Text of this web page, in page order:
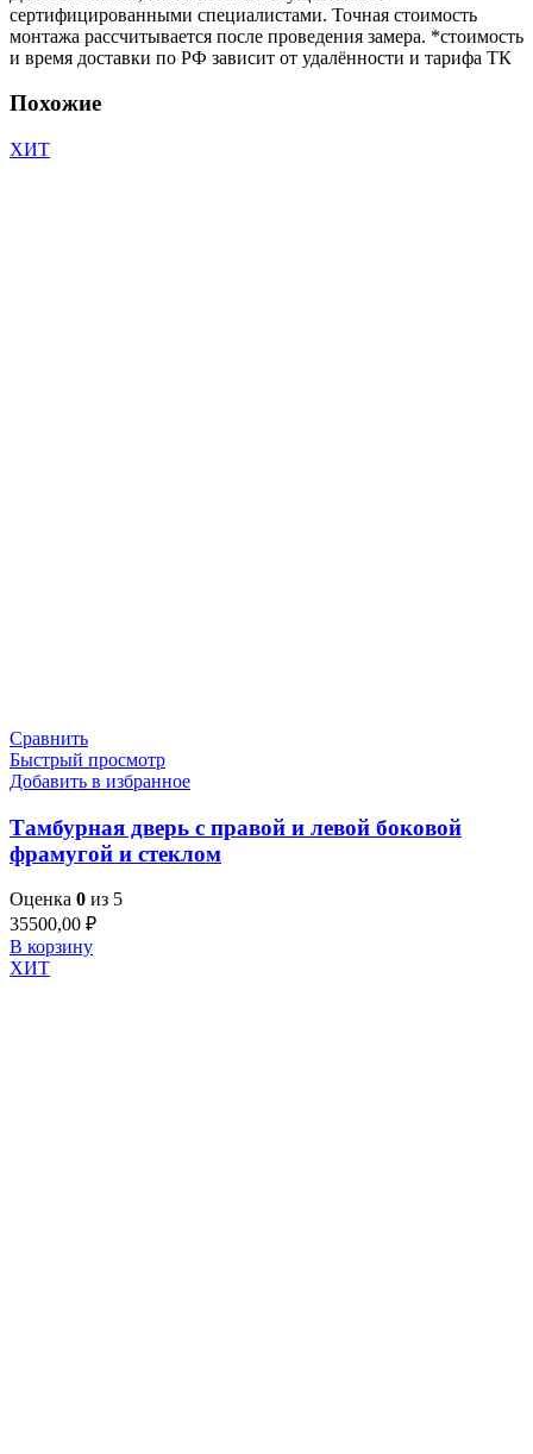
сертифицированными специалистами. Точная стоимость
монтажа рассчитывается после проведения замера. *стоимость
и время доставки по РФ зависит от удалённости и тарифа ТК
Похожие
ХИТ
Сравнить
Быстрый просмотр
Добавить в избранное
Тамбурная дверь с правой и левой боковой
фрамугой и стеклом
Оценка 0 из 5
35500,00 ₽
В корзину
ХИТ